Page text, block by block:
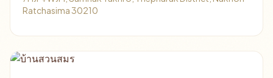
Ratchasima 30210